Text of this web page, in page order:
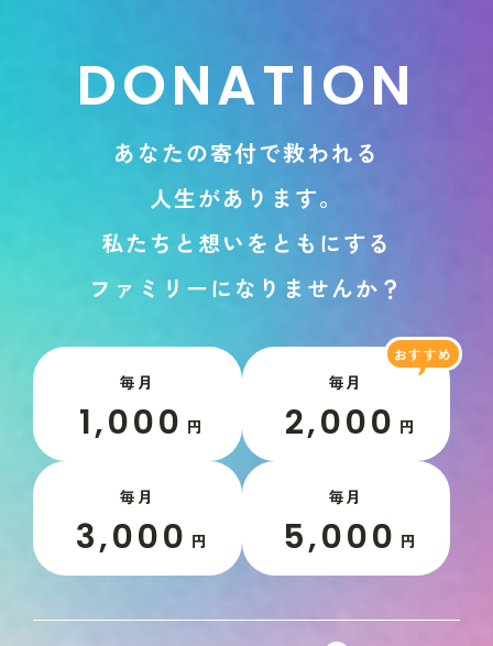
DONATION
あ な たの寄付で救われ る
人生があ り ま す。
私た ち と 想い を と も にする
フ ァ ミ リ ーに な り ま せんか ？
毎月
1,000 円
毎月
2,000 円
毎月
3,000 円
毎月
5,000 円